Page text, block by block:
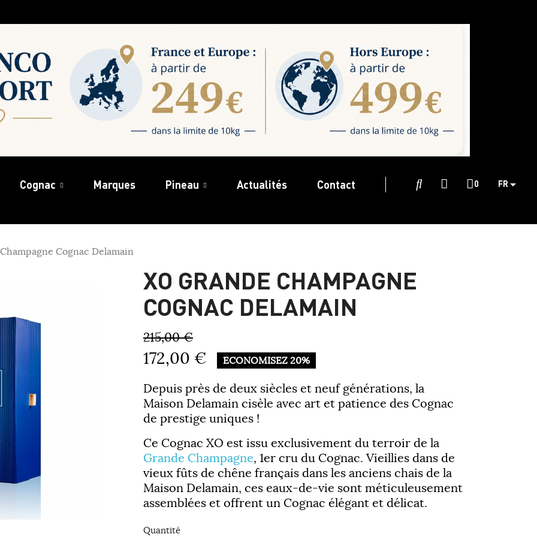
Cognac Marques Pineau Actualités Contact 0 FR
Cognac Delamain
XO GRANDE CHAMPAGNE
COGNAC DELAMAIN
215,00 €
172,00 € ÉCONOMISEZ 20%
Depuis près de deux siècles et neuf générations, la
Maison Delamain cisèle avec art et patience des Cognac
de prestige uniques !
Ce Cognac XO est issu exclusivement du terroir de la
Grande Champagne, 1er cru du Cognac. Vieillies dans de
vieux fûts de chêne français dans les anciens chais de la
Maison Delamain, ces eaux-de-vie sont méticuleusement
assemblées et offrent un Cognac élégant et délicat.
Quantité